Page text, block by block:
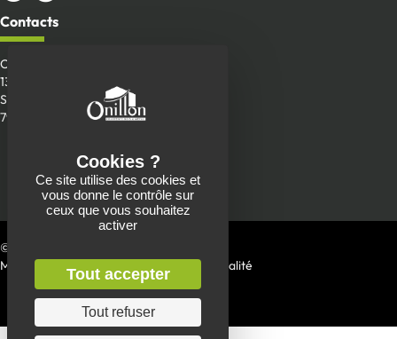
Contacts
Onillon SAS
13 Place de la Roche
Saint-Aubin-de-Baubigné
79700 Mauléon
Envoyer un message
05 49 81 90 22
© 2026 Charpente Onillon
Mentions Légales| Politique de confidentialité
Ce site utilise des cookies et
vous donne le contrôle sur
ceux que vous souhaitez
activer
Tout accepter
Tout refuser